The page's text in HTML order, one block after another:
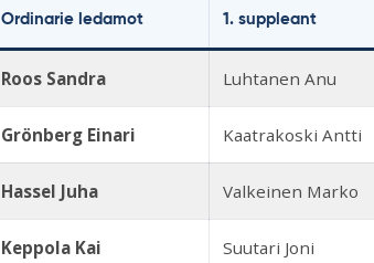
Ordinarie ledamot 1. suppleant
Roos Sandra Luhtanen Anu
Grönberg Einari Kaatrakoski Antti
Hassel Juha Valkeinen Marko
Keppola Kai Suutari Joni